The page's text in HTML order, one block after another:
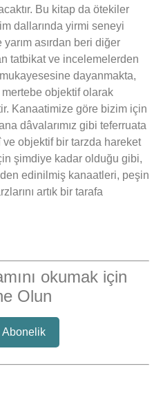
Bu kitap da ötekiler
dallarında yirmi seneyi
asırdan beri diğer
tatbikat ve incelemelerden
dayanmakta,
objektif olarak
Kanaatimize göre bizim için
dâvalarımız gibi teferruata
objektif bir tarzda hareket
şimdiye kadar olduğu gibi,
edinilmiş kanaatleri, peşin
artık bir tarafa
okumak için
Olun
Abonelik